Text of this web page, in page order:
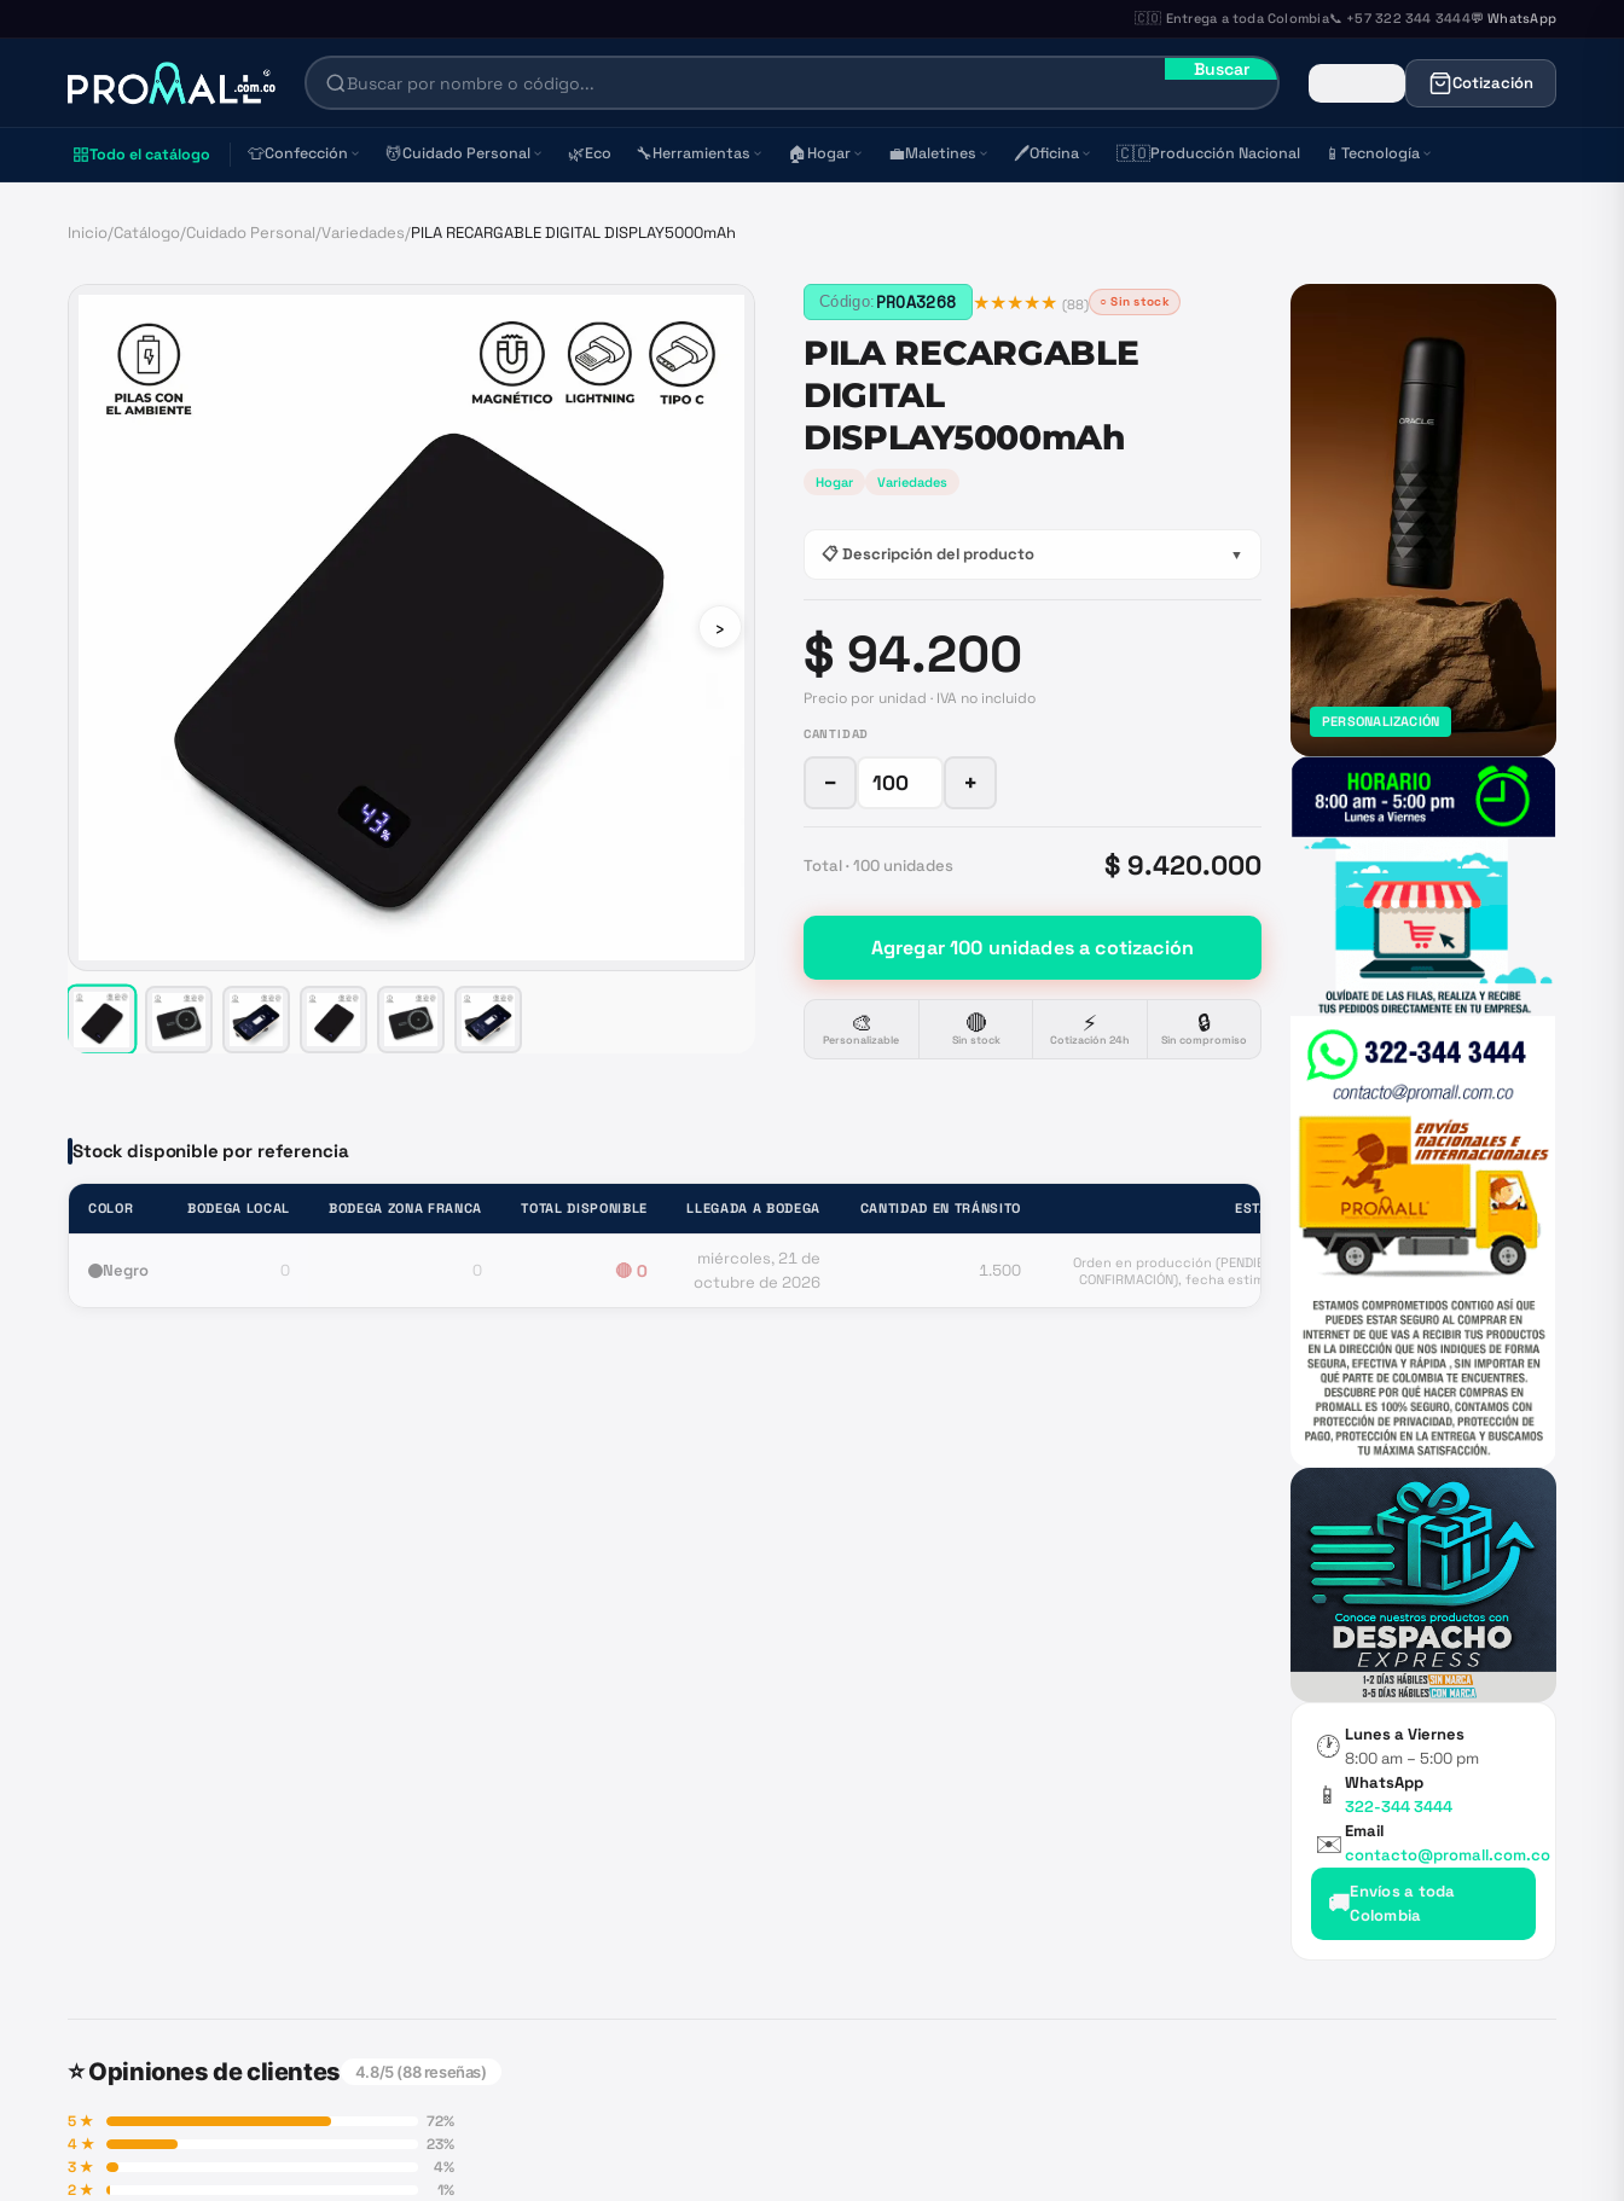
🇨🇴 Entrega a toda Colombia📞 +57 322 344 3444💬 WhatsApp
Buscar
Cotización
Todo el catálogo 👕Confección 💆Cuidado Personal 🌿Eco 🔧Herramientas 🏠Hogar 💼Maletines 🖊️Oficina 🇨🇴Producción Nacional 📱 Tecnología
Inicio/Catálogo/Cuidado Personal/Variedades/PILA RECARGABLE DIGITAL DISPLAY5000mAh
›
Código: PROA3268 ★★★★★ (88) ○ Sin stock
PILA RECARGABLE
DIGITAL
DISPLAY5000mAh
Hogar Variedades
📋 Descripción del producto ▼
$ 94.200
Precio por unidad · IVA no incluido
CANTIDAD
− +
Total · 100 unidades $ 9.420.000
Agregar100 unidadesa cotización
🎨
Personalizable
🔴
Sin stock
⚡
Cotización 24h
🔒
Sin compromiso
Stock disponible por referencia
COLOR BODEGA LOCAL BODEGA ZONA FRANCA TOTAL DISPONIBLE LLEGADA A BODEGA CANTIDAD EN TRÁNSITO ESTADO
Negro 0 0 🔴 0
miércoles, 21 de
octubre de 2026
1.500
Orden en producción (PENDIENTE
CONFIRMACIÓN), fecha estimada
PERSONALIZACIÓN
🕐 Lunes a Viernes
8:00 am – 5:00 pm
📱
WhatsApp
322-344 3444
✉️Email
contacto@promall.com.co
🚚Envíos a toda
Colombia
⭐ Opiniones de clientes 4.8/5 (88reseñas)
5★ 72%
4★ 23%
3★ 4%
2★ 1%